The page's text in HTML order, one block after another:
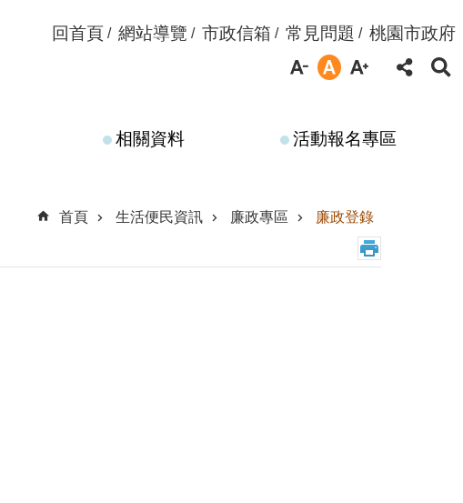
回首頁 網站導覽 市政信箱 常見問題 桃園市政府
相關資料 活動報名專區
首頁
生活便民資訊 廉政專區 廉政登錄